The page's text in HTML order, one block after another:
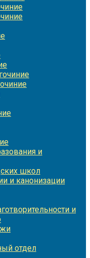
и
школ
и канонизации
и
отдел